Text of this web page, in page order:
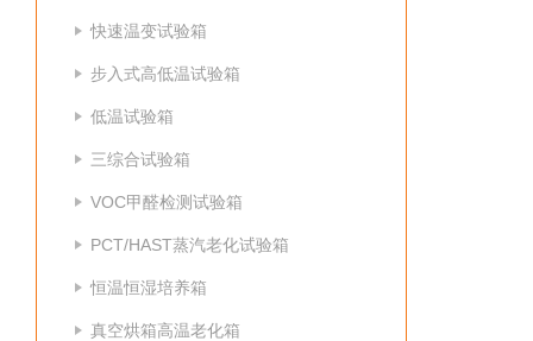
快速温变试验箱
步入式高低温试验箱
低温试验箱
三综合试验箱
VOC甲醛检测试验箱
PCT/HAST蒸汽老化试验箱
恒温恒湿培养箱
真空烘箱高温老化箱